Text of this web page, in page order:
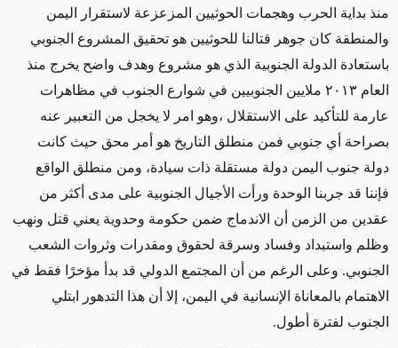
منذ بداية الحرب وهجمات الحوثيين المزعزعة لاستقرار اليمن
والمنطقة كان جوهر قتالنا للحوثيين هو تحقيق المشروع الجنوبي
باستعادة الدولة الجنوبية الذي هو مشروع وهدف واضح يخرج منذ
العام ٢٠١٣ ملايين الجنوبيين في شوارع الجنوب في مظاهرات
عارمة للتأكيد على الاستقلال ،وهو امر لا يخجل من التعبير عنه
بصراحة أي جنوبي فمن منطلق التاريخ هو أمر محق حيث كانت
دولة جنوب اليمن دولة مستقلة ذات سيادة، ومن منطلق الواقع
فإننا قد جربنا الوحدة ورأت الأجيال الجنوبية على مدى أكثر من
عقدين من الزمن أن الاندماج ضمن حكومة وحدوية يعني قتل ونهب
وظلم واستبداد وفساد وسرقة لحقوق ومقدرات وثروات الشعب
الجنوبي. وعلى الرغم من أن المجتمع الدولي قد بدأ مؤخرًا فقط في
الاهتمام بالمعاناة الإنسانية في اليمن، إلا أن هذا التدهور ابتلي
الجنوب لفترة أطول.